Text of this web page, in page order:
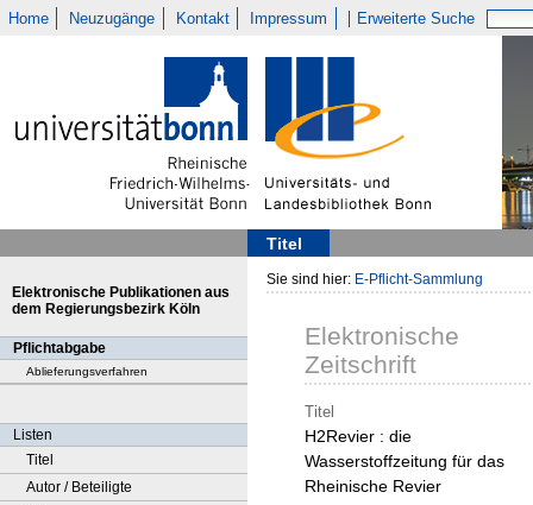
Home Neuzugänge Kontakt Impressum Erweiterte Suche
Titel
Elektronische Publikationen aus
dem Regierungsbezirk Köln
Pflichtabgabe
Ablieferungsverfahren
Listen
Titel
Autor / Beteiligte
Sie sind hier: E-Pflicht-Sammlung
Elektronische
Zeitschrift
Titel
H2Revier : die
Wasserstoffzeitung für das
Rheinische Revier